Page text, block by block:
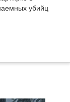
убийц